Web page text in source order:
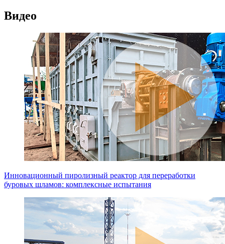
Видео
Инновационный пиролизный реактор для переработки
буровых шламов: комплексные испытания